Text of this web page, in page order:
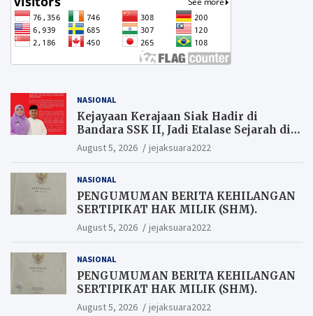
NASIONAL
Kejayaan Kerajaan Siak Hadir di
Bandara SSK II, Jadi Etalase Sejarah di
Gerbang Riau
August 5, 2026 jejaksuara2022
NASIONAL
PENGUMUMAN BERITA KEHILANGAN
SERTIPIKAT HAK MILIK (SHM).
August 5, 2026 jejaksuara2022
NASIONAL
PENGUMUMAN BERITA KEHILANGAN
SERTIPIKAT HAK MILIK (SHM).
August 5, 2026 jejaksuara2022